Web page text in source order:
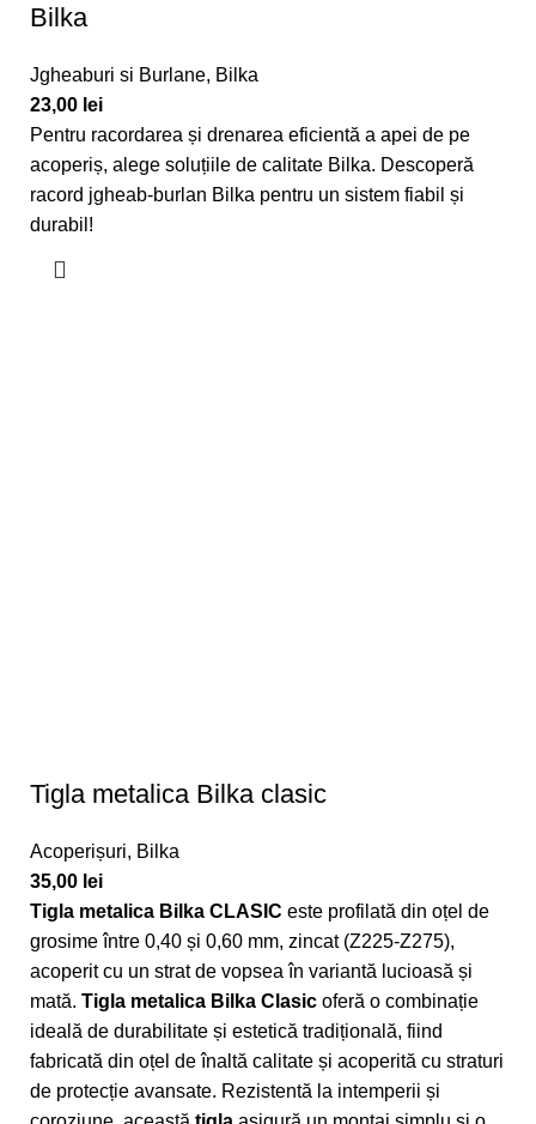
Bilka
Jgheaburi si Burlane, Bilka
23,00 lei
Pentru racordarea și drenarea eficientă a apei de pe
acoperiș, alege soluțiile de calitate Bilka. Descoperă
racord jgheab-burlan Bilka pentru un sistem fiabil și
durabil!
Tigla metalica Bilka clasic
Acoperișuri, Bilka
35,00 lei
Tigla metalica Bilka CLASIC este profilată din oțel de
grosime între 0,40 și 0,60 mm, zincat (Z225-Z275),
acoperit cu un strat de vopsea în variantă lucioasă și
mată. Tigla metalica Bilka Clasic oferă o combinație
ideală de durabilitate și estetică tradițională, fiind
fabricată din oțel de înaltă calitate și acoperită cu straturi
de protecție avansate. Rezistentă la intemperii și